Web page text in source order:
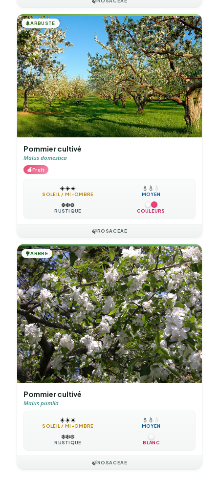
🌲ARBUSTE
Pommier cultivé
Malus domestica
🍎Fruit
☀️☀️☀️
SOLEIL / MI-OMBRE
💧 💧 💧
MOYEN
❄️❄️❄️
RUSTIQUE COULEURS
🍃ROSACEAE
🌳ARBRE
Pommier cultivé
Malus pumila
☀️☀️☀️
SOLEIL / MI-OMBRE
💧 💧 💧
MOYEN
❄️❄️❄️
RUSTIQUE BLANC
🍃ROSACEAE